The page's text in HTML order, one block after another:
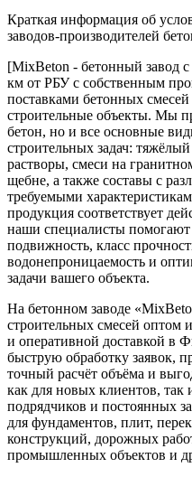
Краткая информация об
заводов-производителей
[MixBeton - бетонный завод
км от РБУ с собственным
поставками бетонных
строительные объекты. Мы
бетон, но и все основные
строительных задач:
растворы, смеси на
щебне, а также составы с
требуемыми
продукция соответствует
наши специалисты
подвижность, класс
водонепроницаемость и
задачи вашего объекта.
На бетонном заводе
строительных смесей оптом
и оперативной доставкой в
быструю обработку заявок,
точный расчёт объёма и
как для новых клиентов, так
подрядчиков и постоянных
для фундаментов, плит,
конструкций, дорожных
промышленных объектов и